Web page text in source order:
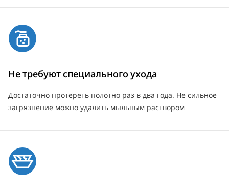
Не требуют специального ухода
Достаточно протереть полотно раз в два года. Не сильное
загрязнение можно удалить мыльным раствором